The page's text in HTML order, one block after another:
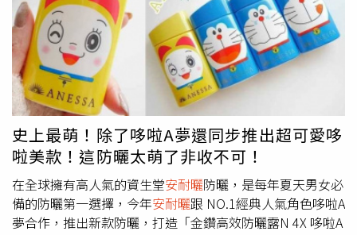
忠孝館復興館8F/9F家電寢具區也於6/25(二)-7/7(日)共同再
祭出年中慶滿額贈，指定消費方式消費滿10000元以上，贈
「8F/9F電子抵用券500元」一份。另還有頂級消費禮，
8F/9F家電寢具區指定日期達滿額門檻，即可再兌換
「Dyson Supersonic Nural智能溫控吹風機HD16綠松
石」、「APPLE iPad第10代256G WIFI版」..等超火紅AI 3C
家電好禮。復興館/敦化館於活動期間6/25-7/7加入
Wedding Club會員，並到店成功完成認證有機會抽中「承
億酒店 經典和式雙人房住宿券」一張(含2客早餐、住宿券價
值34000元)。3.復興館3.0升級新櫃登場，搶秋季新品、超
齊全精品女鞋品牌復興館都有！除了年中慶所有折扣5折起
外，這時候第一波折扣SIZE也最齊全，精打細算族一定要趁
打造持久不泛油光、不易脫落1，宛如自帶美肌濾鏡的完美
妝效。 一次推出紫陽明妍、杏桃茜妍、木質調勻妍三種不
同色調及香調，可依不同需求選擇。紫陽明妍修飾肌膚暗沉
及蠟黃，打造日系透明妝感；杏桃茜妍修飾疲倦，增添好氣
色；木質調勻妍修飾膚色不均，擁有自然偽素顏。ALLIE 全
系列採用海洋友善配方2及減塑包裝，降低對環境的傷害，
讓綻放美麗自我的同時，也能多一分對環境的友善。
ALLIE 持采濾鏡調色UV防曬乳（臉部專用）40g/730元。
（圖／品牌提供）針對重點部位開發的二款頰彩（緋紅、蜜
色）、一款修容提亮（光灩）共三款新色，讓你邊防曬邊做
到妝容的自然完美！ALLIE 持采絢色UV防曬（臉部專用）
15g/650元。**各大通路網路平台限定**（圖／品牌提供）
史上最萌！除了哆啦A夢還同步推出超可愛哆
啦美款！這防曬太萌了非收不可！
在全球擁有高人氣的資生堂安耐曬防曬，是每年夏天男女必
備的防曬第一選擇，今年安耐曬跟 NO.1經典人氣角色哆啦A
夢合作，推出新款防曬，打造「金鑽高效防曬露N 4X 哆啦A